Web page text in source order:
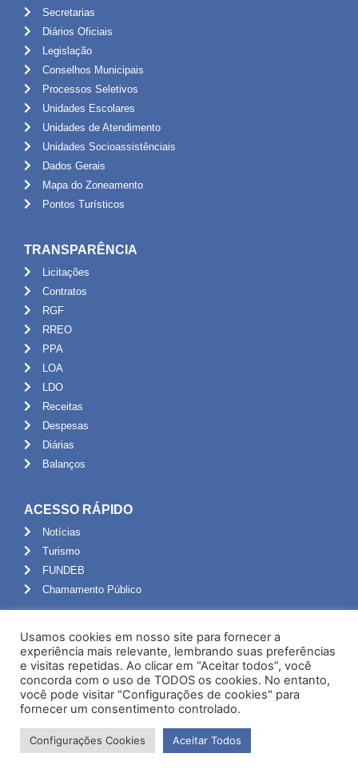
Secretarias
Diários Oficiais
Legislação
Conselhos Municipais
Processos Seletivos
Unidades Escolares
Unidades de Atendimento
Unidades Socioassistênciais
Dados Gerais
Mapa do Zoneamento
Pontos Turísticos
TRANSPARÊNCIA
Licitações
Contratos
RGF
RREO
PPA
LOA
LDO
Receitas
Despesas
Diárias
Balanços
ACESSO RÁPIDO
Notícias
Turismo
FUNDEB
Chamamento Público
Portal do Servidor
Webmail
Administração
Usamos cookies em nosso site para fornecer a
experiência mais relevante, lembrando suas preferências
e visitas repetidas. Ao clicar em “Aceitar todos”, você
concorda com o uso de TODOS os cookies. No entanto,
você pode visitar "Configurações de cookies" para
fornecer um consentimento controlado.
Configurações Cookies Aceitar Todos